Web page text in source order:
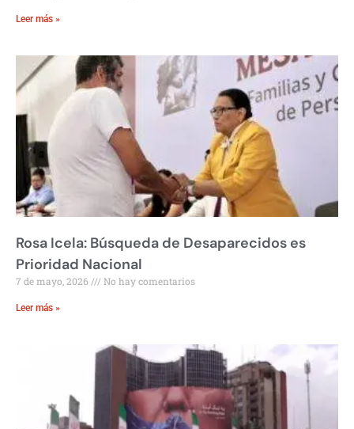
Leer más »
Rosa Icela: Búsqueda de Desaparecidos es
Prioridad Nacional
7 de mayo, 2026 No hay comentarios
Leer más »